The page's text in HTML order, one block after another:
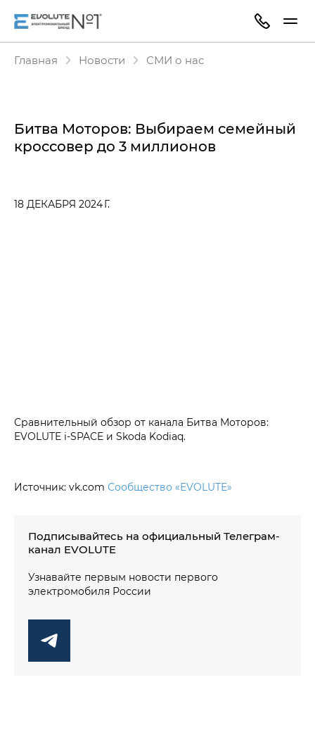
Главная Новости СМИ о нас
Битва Моторов: Выбираем семейный
кроссовер до 3 миллионов
18 ДЕКАБРЯ 2024 Г.
Сравнительный обзор от канала Битва Моторов:
EVOLUTE i-SPACE и Skoda Kodiaq.
Источник: vk.com Сообщество «EVOLUTE»
Подписывайтесь на официальный Телеграм-
канал EVOLUTE
Узнавайте первым новости первого
электромобиля России